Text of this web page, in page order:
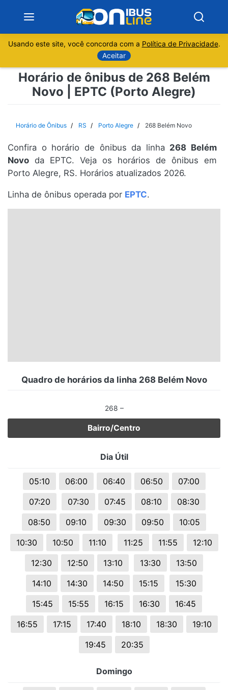
Sobre
Rio de Janeiro
Usando este site, você concorda com a Política de Privacidade.
Aceitar
Horário de ônibus de 268 Belém
Novo | EPTC (Porto Alegre)
Horário de Ônibus RS Porto Alegre 268 Belém Novo
Confira o horário de ônibus da linha 268 Belém
Novo da EPTC. Veja os horários de ônibus em
Porto Alegre, RS. Horários atualizados 2026.
Linha de ônibus operada por EPTC.
Quadro de horários da linha 268 Belém Novo
268 –
Bairro/Centro
Dia Útil
05:10 06:00 06:40 06:50
07:00
07:20
07:30 07:45 08:10
08:30
08:50
09:10 09:30 09:50
10:05
10:30
10:50 11:10 11:25 11:55
12:10
12:30
12:50 13:10 13:30
13:50
14:10
14:30 14:50 15:15
15:30
15:45
15:55 16:15 16:30
16:45
16:55
17:15 17:40 18:10 18:30
19:10
19:45
20:35
Domingo